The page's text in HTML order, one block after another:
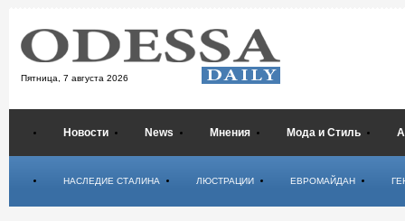
Пятница, 7 августа 2026
Новости News Мнения Мода и Стиль
НАСЛЕДИЕ СТАЛИНА ЛЮСТРАЦИИ ЕВРОМАЙДАН